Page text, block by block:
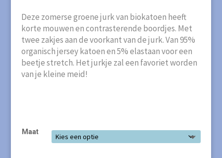
Deze zomerse groene jurk van biokatoen heeft
korte mouwen en contrasterende boordjes. Met
twee zakjes aan de voorkant van de jurk. Van 95%
organisch jersey katoen en 5% elastaan voor een
beetje stretch. Het jurkje zal een favoriet worden
van je kleine meid!
Maat